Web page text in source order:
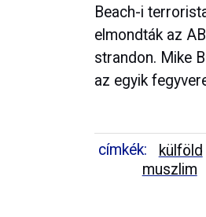
Beach-i
elmondták az
strandon. Mike
az egyik
címkék: külföld
muszlim